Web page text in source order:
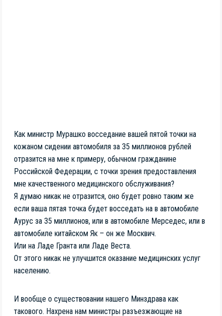
Как министр Мурашко восседание вашей пятой точки на
кожаном сидении автомобиля за 35 миллионов рублей
отразится на мне к примеру, обычном гражданине
Российской Федерации, с точки зрения предоставления
мне качественного медицинского обслуживания?
Я думаю никак не отразится, оно будет ровно таким же
если ваша пятая точка будет восседать на в автомобиле
Аурус за 35 миллионов, или в автомобиле Мерседес, или в
автомобиле китайском Як – он же Москвич.
Или на Ладе Гранта или Ладе Веста.
От этого никак не улучшится оказание медицинских услуг
населению.
И вообще о существовании нашего Минздрава как
такового. Нахрена нам министры разъезжающие на